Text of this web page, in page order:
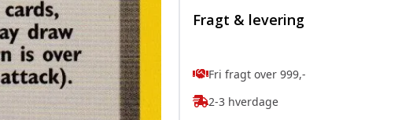
Fragt & levering
Fri fragt over 999,-
2-3 hverdage